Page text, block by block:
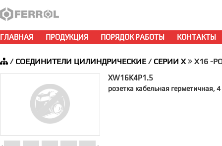
ГЛАВНАЯ ПРОДУКЦИЯ ПОРЯДОК РАБОТЫ КОНТАКТЫ
/ СОЕДИНИТЕЛИ ЦИЛИНДРИЧЕСКИЕ/ СЕРИИ X X16 -
XW16K4P1.5
розетка кабельная герметичная,